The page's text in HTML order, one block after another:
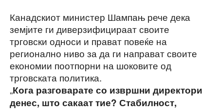
Канадскиот министер Шампањ рече дека
земјите ги диверзифицираат своите
трговски односи и прават повеќе на
регионално ниво за да ги направат своите
економии поотпорни на шоковите од
трговската политика.
„Кога разговарате со извршни директори
денес, што сакаат тие? Стабилност,